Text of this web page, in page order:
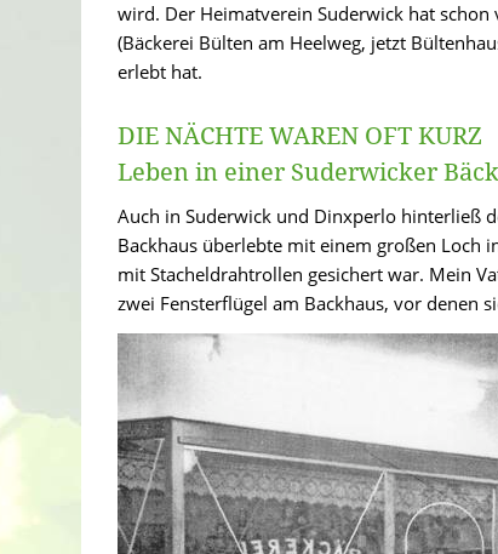
wird. Der Heimatverein Suderwick hat schon
(Bäckerei Bülten am Heelweg, jetzt
erlebt hat.
DIE NÄCHTE WAREN OFT KURZ
Leben in einer Suderwicker
Auch in Suderwick und Dinxperlo hinterließ
Backhaus überlebte mit einem großen Loch
mit Stacheldrahtrollen gesichert war. Mein
zwei Fensterflügel am Backhaus, vor denen